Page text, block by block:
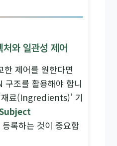
와 일관성 제어
한 제어를 원한다면
구조를 활용해야 합니
료(Ingredients)’ 기
등록하는 것이 중요합